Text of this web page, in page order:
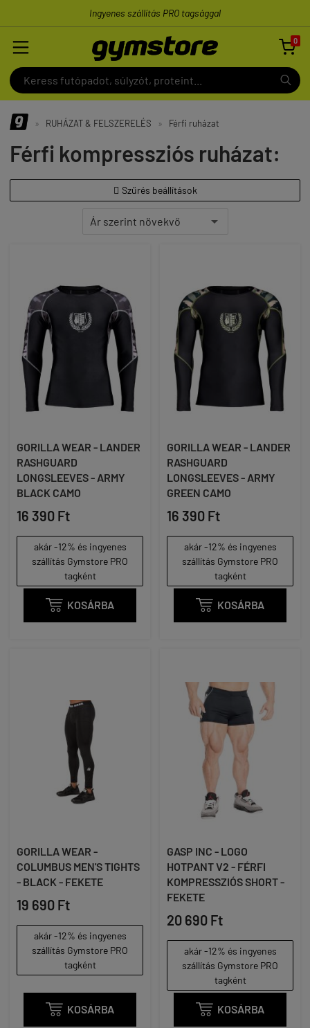
Ingyenes szállítás PRO tagsággal
0

» RUHÁZAT & FELSZERELÉS » Férfi ruházat
Férfi kompressziós ruházat:
 Szűrés beállítások
GORILLA WEAR - LANDER
RASHGUARD
LONGSLEEVES - ARMY
BLACK CAMO
16 390 Ft
akár -12% és ingyenes
szállítás Gymstore PRO
tagként
 KOSÁRBA
GORILLA WEAR - LANDER
RASHGUARD
LONGSLEEVES - ARMY
GREEN CAMO
16 390 Ft
akár -12% és ingyenes
szállítás Gymstore PRO
tagként
 KOSÁRBA
GORILLA WEAR -
COLUMBUS MEN'S TIGHTS
- BLACK - FEKETE
19 690 Ft
akár -12% és ingyenes
szállítás Gymstore PRO
tagként
 KOSÁRBA
GASP INC - LOGO
HOTPANT V2 - FÉRFI
KOMPRESSZIÓS SHORT -
FEKETE
20 690 Ft
akár -12% és ingyenes
szállítás Gymstore PRO
tagként
 KOSÁRBA